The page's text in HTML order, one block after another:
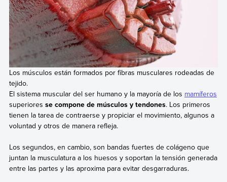
Los músculos están formados por fibras musculares rodeadas de
tejido.
El sistema muscular del ser humano y la mayoría de los mamíferos
superiores se compone de músculos y tendones. Los primeros
tienen la tarea de contraerse y propiciar el movimiento, algunos a
voluntad y otros de manera refleja.
Los segundos, en cambio, son bandas fuertes de colágeno que
juntan la musculatura a los huesos y soportan la tensión generada
entre las partes y las aproxima para evitar desgarraduras.